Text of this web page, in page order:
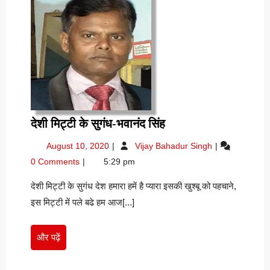
देशी मिट्टी के सुगंध-भवानंद सिंहदेशी
के
भवानंद
August 10, 2020 August
2020
Vijay Bahadur Singh देशी
सुगंध-
भवानंद
0 Comments 5:29 pm
देशी मिट्टी के सुगंध देश हमारा हमें है प्यारा इसकी खुश्बू को पहचाने,
इस मिट्टी में पले बढे हम आज[...]
और पढ़ेंऔर
पढ़ें